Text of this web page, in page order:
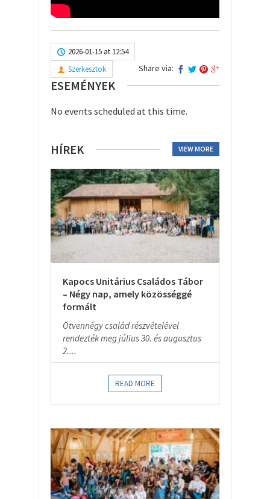
2026-01-15 at 12:54
Szerkesztok
Share via:
ESEMÉNYEK
No events scheduled at this time.
HÍREK VIEW MORE
Kapocs Unitárius Családos Tábor
– Négy nap, amely közösséggé
formált
Ötvennégy család részvételével
rendezték meg július 30. és augusztus
2....
READ MORE